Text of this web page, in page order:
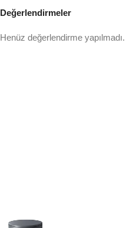
Değerlendirmeler
Henüz değerlendirme yapılmadı.